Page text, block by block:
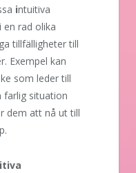
intuitiva
en rad olika
tillfälligheter till
Exempel kan
som leder till
farlig situation
dem att nå ut till